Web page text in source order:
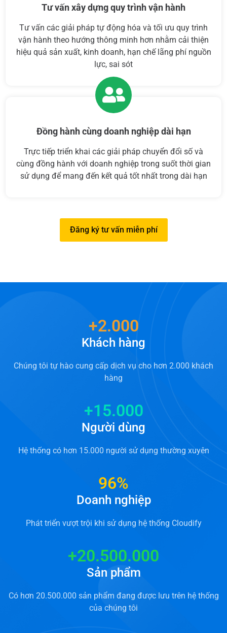
Tư vấn xây dựng quy trình vận hành
Tư vấn các giải pháp tự động hóa và tối ưu quy trình
vận hành theo hướng thông minh hơn nhằm cải thiện
hiệu quả sản xuất, kinh doanh, hạn chế lãng phí nguồn
lực, sai sót
Đồng hành cùng doanh nghiệp dài hạn
Trực tiếp triển khai các giải pháp chuyển đổi số và
cùng đồng hành với doanh nghiệp trong suốt thời gian
sử dụng để mang đến kết quả tốt nhất trong dài hạn
Đăng ký tư vấn miễn phí
+2.000
Khách hàng
Chúng tôi tự hào cung cấp dịch vụ cho hơn 2.000 khách
hàng
+15.000
Người dùng
Hệ thống có hơn 15.000 người sử dụng thường xuyên
96%
Doanh nghiệp
Phát triển vượt trội khi sử dụng hệ thống Cloudify
+20.500.000
Sản phẩm
Có hơn 20.500.000 sản phẩm đang được lưu trên hệ thống
của chúng tôi